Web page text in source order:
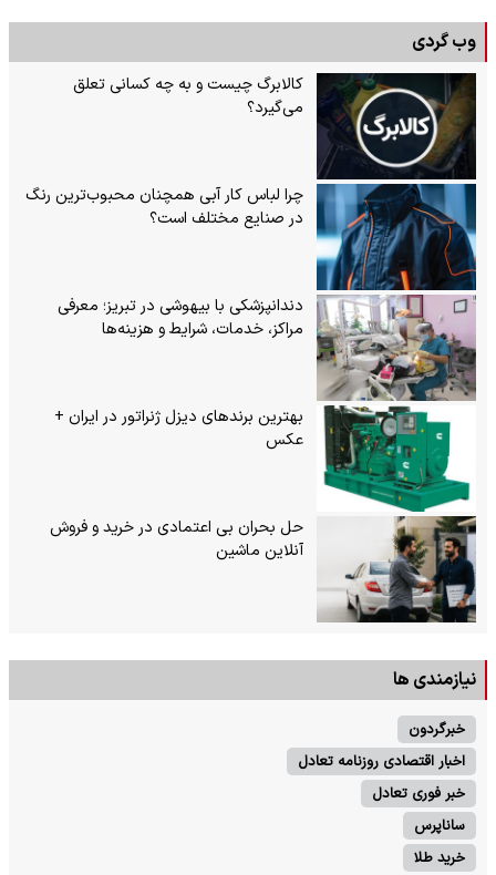
وب گردی
کالابرگ چیست و به چه کسانی تعلق
می‌گیرد؟
چرا لباس کار آبی همچنان محبوب‌ترین رنگ
در صنایع مختلف است؟
دندانپزشکی با بیهوشی در تبریز؛ معرفی
مراکز، خدمات، شرایط و هزینه‌ها
بهترین برندهای دیزل ژنراتور در ایران +
عکس
حل بحران بی‌ اعتمادی در خرید و فروش
آنلاین ماشین
نیازمندی ها
خبرگردون
اخبار اقتصادی روزنامه تعادل
خبر فوری تعادل
ساناپرس
خرید طلا